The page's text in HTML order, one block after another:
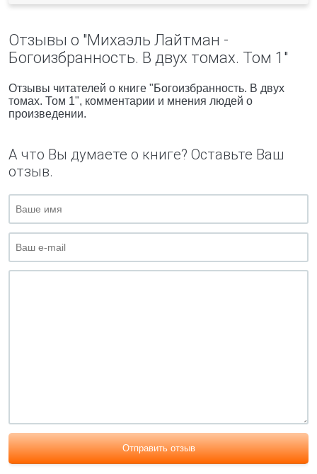
Отзывы о "Михаэль Лайтман -
Богоизбранность. В двух томах. Том 1"
Отзывы читателей о книге "Богоизбранность. В двух
томах. Том 1", комментарии и мнения людей о
произведении.
А что Вы думаете о книге? Оставьте Ваш
отзыв.
Отправить отзыв